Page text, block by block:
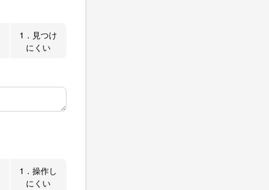
1．見つけ
にくい
1．操作し
にくい